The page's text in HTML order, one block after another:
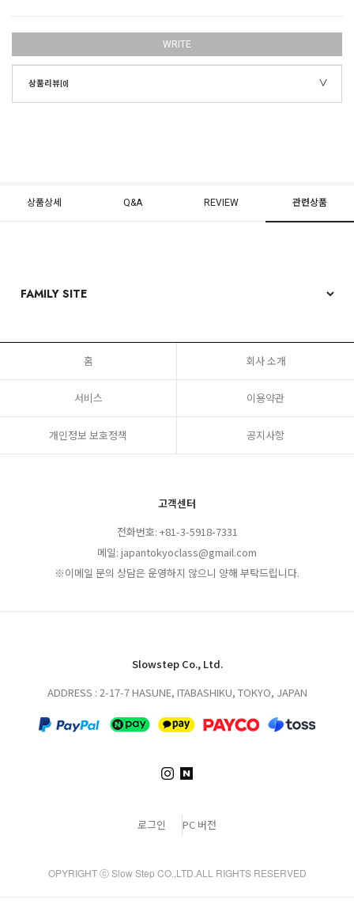
WRITE
상품리뷰[0]
상품상세 Q&A REVIEW 관련상품
홈 회사 소개
서비스 이용약관
개인정보 보호정책 공지사항
고객센터
전화번호: +81-3-5918-7331
메일: japantokyoclass@gmail.com
※이메일 문의 상담은 운영하지 않으니 양해 부탁드립니다.
Slowstep Co., Ltd.
ADDRESS : 2-17-7 HASUNE, ITABASHIKU, TOKYO, JAPAN
로그인 PC 버전
OPYRIGHT ⓒ Slow Step CO.,LTD.ALL RIGHTS RESERVED